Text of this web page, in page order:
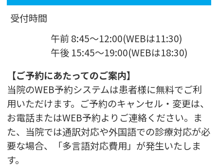
受付時間
午前 8:45～12:00(WEBは11:30)
午後 15:45～19:00(WEBは18:30)
【ご予約にあたってのご案内】
当院のWEB予約システムは患者様に無料でご利
用いただけます。ご予約のキャンセル・変更は、
お電話またはWEB予約よりご連絡ください。ま
た、当院では通訳対応や外国語での診療対応が必
要な場合、「多言語対応費用」が発生いたしま
す。